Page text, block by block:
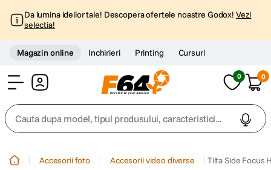
Da lumina ideilor tale! Descopera ofertele noastre Godox! Vezi
selectia!
Magazin online Inchirieri Printing Cursuri
0 0
Cauta dupa model, tipul produsului, caracteristici...
Accesorii foto Accesorii video diverse Tilta Side Focus